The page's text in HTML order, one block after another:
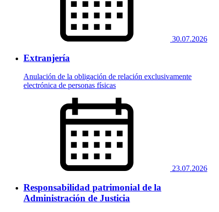
30.07.2026
Extranjería
Anulación de la obligación de relación exclusivamente
electrónica de personas físicas
23.07.2026
Responsabilidad patrimonial de la
Administración de Justicia